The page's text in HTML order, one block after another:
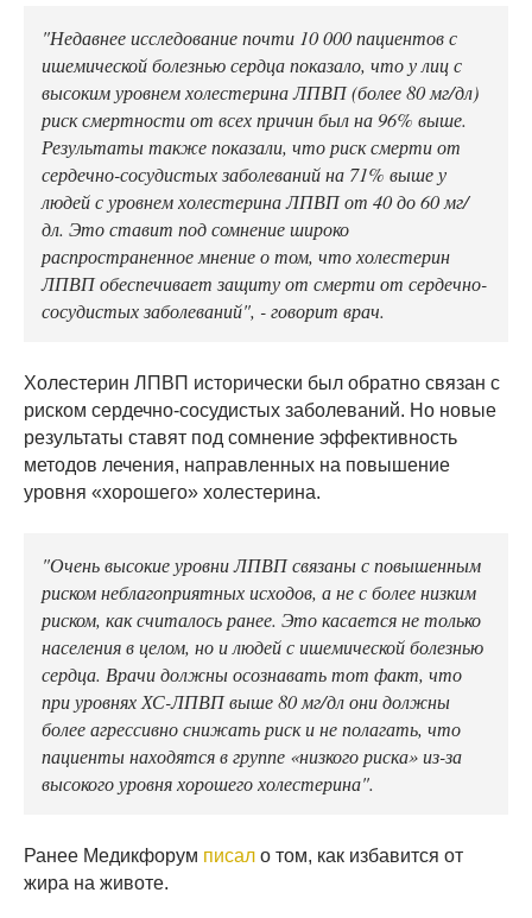
"Недавнее исследование почти 10 000 пациентов с
ишемической болезнью сердца показало, что у лиц с
высоким уровнем холестерина ЛПВП (более 80 мг/дл)
риск смертности от всех причин был на 96% выше.
Результаты также показали, что риск смерти от
сердечно-сосудистых заболеваний на 71% выше у
людей с уровнем холестерина ЛПВП от 40 до 60 мг/
дл. Это ставит под сомнение широко
распространенное мнение о том, что холестерин
ЛПВП обеспечивает защиту от смерти от сердечно-
сосудистых заболеваний", - говорит врач.
Холестерин ЛПВП исторически был обратно связан с
риском сердечно-сосудистых заболеваний. Но новые
результаты ставят под сомнение эффективность
методов лечения, направленных на повышение
уровня «хорошего» холестерина.
"Очень высокие уровни ЛПВП связаны с повышенным
риском неблагоприятных исходов, а не с более низким
риском, как считалось ранее. Это касается не только
населения в целом, но и людей с ишемической болезнью
сердца. Врачи должны осознавать тот факт, что
при уровнях ХС-ЛПВП выше 80 мг/дл они должны
более агрессивно снижать риск и не полагать, что
пациенты находятся в группе «низкого риска» из-за
высокого уровня хорошего холестерина".
Ранее Медикфорум писал о том, как избавится от
жира на животе.